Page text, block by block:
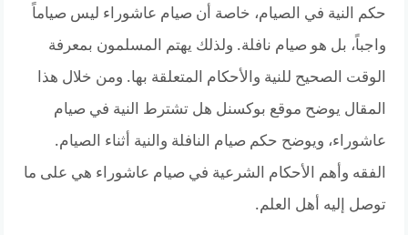
حكم النية في الصيام، خاصة أن صيام عاشوراء ليس صياماً
واجباً، بل هو صيام نافلة. ولذلك يهتم المسلمون بمعرفة
الوقت الصحيح للنية والأحكام المتعلقة بها. ومن خلال هذا
المقال يوضح موقع بوكسنل هل تشترط النية في صيام
عاشوراء، ويوضح حكم صيام النافلة والنية أثناء الصيام.
الفقه وأهم الأحكام الشرعية في صيام عاشوراء هي على ما
توصل إليه أهل العلم.